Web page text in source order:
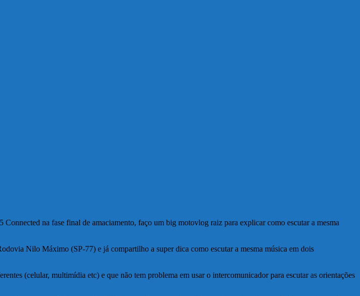
na fase final de amaciamento, faço um big motovlog raiz para explicar como escutar a mesma
Nilo Máximo (SP-77) e já compartilho a super dica como escutar a mesma música em dois
(celular, multimídia etc) e que não tem problema em usar o intercomunicador para escutar as orientações